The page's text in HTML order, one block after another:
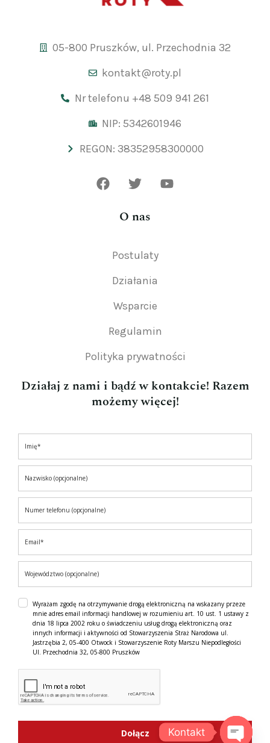
05-800 Pruszków, ul. Przechodnia 32
kontakt@roty.pl
Nr telefonu +48 509 941 261
NIP: 5342601946
REGON: 38352958300000
O nas
Postulaty
Działania
Wsparcie
Regulamin
Polityka prywatności
Działaj z nami i bądź w kontakcie! Razem
możemy więcej!
Wyrażam zgodę na otrzymywanie drogą elektroniczną na wskazany przeze
mnie adres email informacji handlowej w rozumieniu art. 10 ust. 1 ustawy z
dnia 18 lipca 2002 roku o świadczeniu usług drogą elektroniczną oraz
innych informacji i aktywności od Stowarzyszenia Straż Narodowa ul.
Jastrzębia 2, 05-400 Otwock i Stowarzyszenie Roty Marszu Niepodległości
Ul. Przechodnia 32, 05-800 Pruszków
Dołącz Kontakt